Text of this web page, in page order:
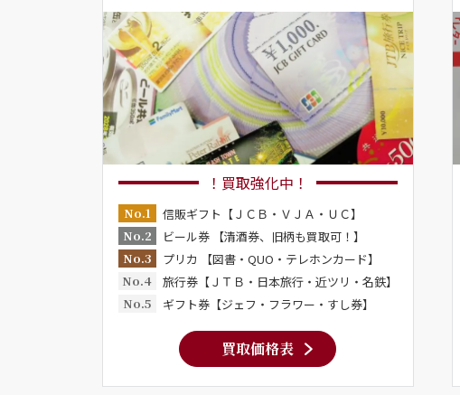
！買取強化中！
No.1
信販ギフト【ＪＣＢ・ＶＪＡ・ＵＣ】
No.2
ビール券 【清酒券、旧柄も買取可！】
No.3
プリカ 【図書・QUO・テレホンカード】
No.4
旅行券【ＪＴＢ・日本旅行・近ツリ・名鉄】
No.5
ギフト券【ジェフ・フラワー・すし券】
買取価格表